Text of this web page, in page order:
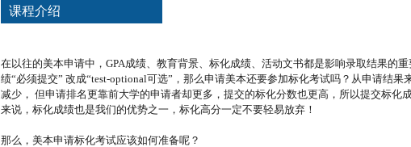
课程介绍
在以往的美本申请中，GPA成绩、教育背景、标化成绩、活动文书都是影响录取结果的
绩“必须提交” 改成“test-optional可选”，那么申请美本还要参加标化考试吗？从申请结
减少， 但申请排名更靠前大学的申请者却更多，提交的标化分数也更高，所以提交标化
来说，标化成绩也是我们的优势之一，标化高分一定不要轻易放弃！
那么，美本申请标化考试应该如何准备呢？